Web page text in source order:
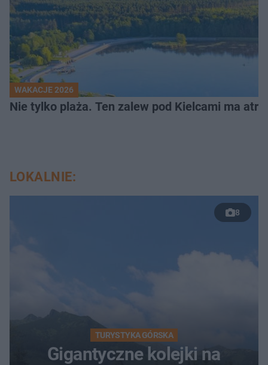
WAKACJE 2026
Nie tylko plaża. Ten zalew pod Kielcami ma
LOKALNIE:
8
TURYSTYKA GÓRSKA
Gigantyczne kolejki na